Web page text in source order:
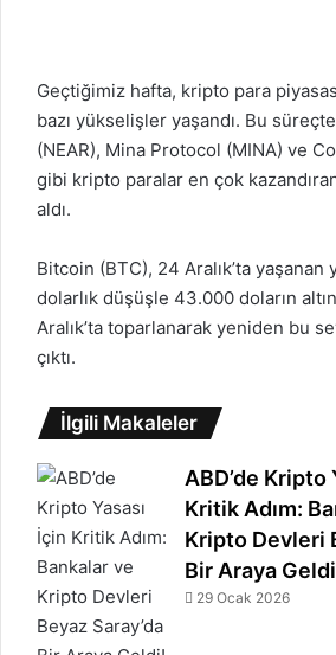
Geçtiğimiz hafta, kripto para
bazı yükselişler yaşandı. Bu
(NEAR), Mina Protocol (MINA) ve
gibi kripto paralar en çok
aldı.
Bitcoin (BTC), 24 Aralık’ta yaşanan
dolarlık düşüşle 43.000 doların
Aralık’ta toparlanarak yeniden bu
çıktı.
İlgili Makaleler
ABD’de Kripto
Kritik Adım:
Kripto Devleri
Bir Araya
29 Ocak 2026